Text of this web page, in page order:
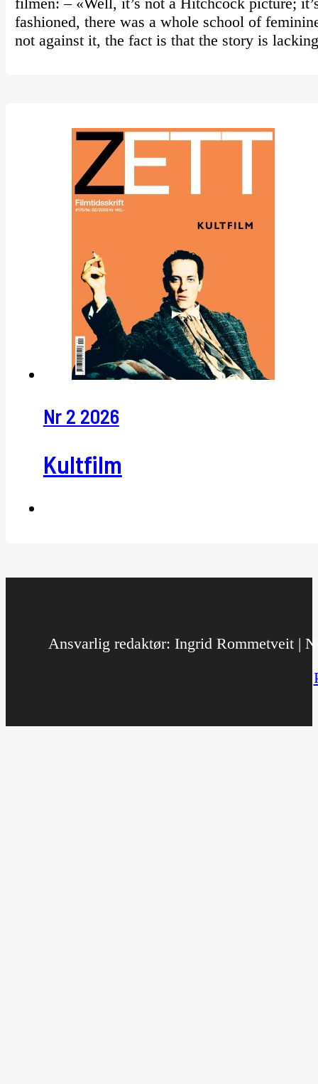
fashioned, there was a whole school of
not against it, the fact is that the story is
Nr 2 2026
Kultfilm
Ansvarlig redaktør: Ingrid Rommetveit |